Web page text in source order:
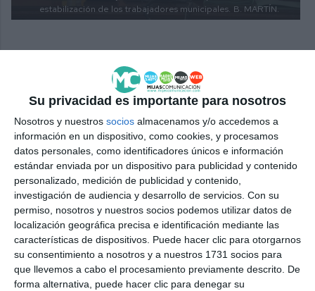
Su privacidad es importante para nosotros
Nosotros y nuestros socios almacenamos y/o accedemos a
información en un dispositivo, como cookies, y procesamos
datos personales, como identificadores únicos e información
estándar enviada por un dispositivo para publicidad y contenido
personalizado, medición de publicidad y contenido,
investigación de audiencia y desarrollo de servicios. Con su
permiso, nosotros y nuestros socios podemos utilizar datos de
localización geográfica precisa e identificación mediante las
características de dispositivos. Puede hacer clic para otorgarnos
su consentimiento a nosotros y a nuestros 1731 socios para
que llevemos a cabo el procesamiento previamente descrito. De
forma alternativa, puede hacer clic para denegar su
estabilización de los trabajadores municipales. B. MARTÍN.
Comparte esta noticia desde el siguiente enlace:
https://mijascom.com/?a=38245
PLENO AYUNTAMIENTO HORAS EXTRAORDINARIA
TRABAJADORES